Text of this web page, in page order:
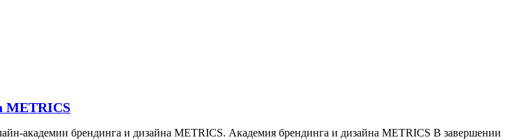
METRICS
академии брендинга и дизайна METRICS. Академия брендинга и дизайна METRICS В завершении